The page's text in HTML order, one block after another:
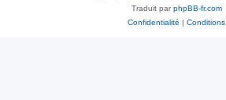
Traduit parphpBB-fr.com
Confidentialité | Conditions